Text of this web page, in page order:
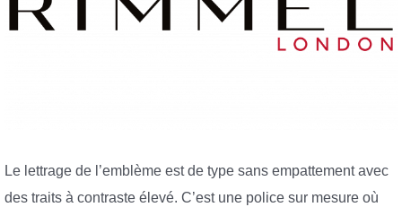
Le lettrage de l’emblème est de type sans empattement avec
des traits à contraste élevé. C’est une police sur mesure où